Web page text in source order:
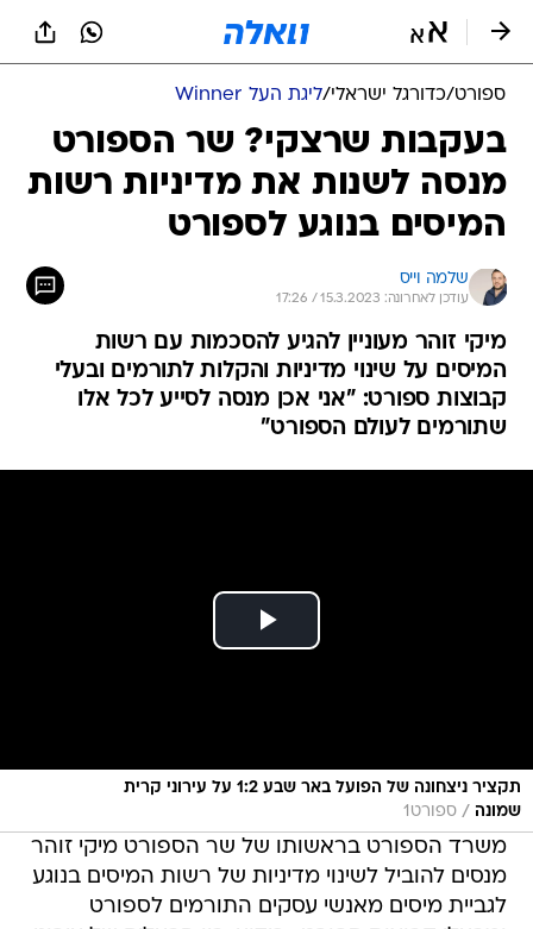
ספורט/כדורגל ישראלי/ליגת העל Winner
בעקבות שרצקי? שר הספורט
מנסה לשנות את מדיניות רשות
המיסים בנוגע לספורט
שלמה וייס
עודכן לאחרונה: 15.3.2023 / 17:26
מיקי זוהר מעוניין להגיע להסכמות עם רשות
המיסים על שינוי מדיניות והקלות לתורמים ובעלי
קבוצות ספורט: "אני אכן מנסה לסייע לכל אלו
שתורמים לעולם הספורט"
תקציר ניצחונה של הפועל באר שבע 1:2 על עירוני קרית
שמונה / ספורט1
משרד הספורט בראשותו של שר הספורט מיקי זוהר
מנסים להוביל לשינוי מדיניות של רשות המיסים בנוגע
לגביית מיסים מאנשי עסקים התורמים לספורט